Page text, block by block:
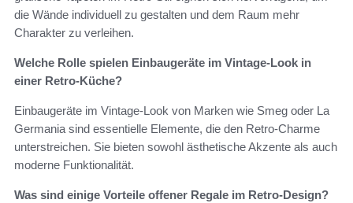
die Wände individuell zu gestalten und dem Raum mehr
Charakter zu verleihen.
Welche Rolle spielen Einbaugeräte im Vintage-Look in
einer Retro-Küche?
Einbaugeräte im Vintage-Look von Marken wie Smeg oder La
Germania sind essentielle Elemente, die den Retro-Charme
unterstreichen. Sie bieten sowohl ästhetische Akzente als auch
moderne Funktionalität.
Was sind einige Vorteile offener Regale im Retro-Design?